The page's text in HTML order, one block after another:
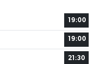
19:00
19:00
21:30